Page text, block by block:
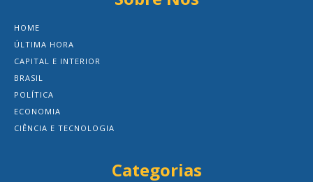
HOME
ÚLTIMA HORA
CAPITAL E INTERIOR
BRASIL
POLÍTICA
ECONOMIA
CIÊNCIA E TECNOLOGIA
Categorias